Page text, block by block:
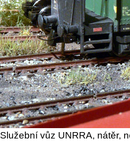
Služební vůz UNRRA, nátěr,